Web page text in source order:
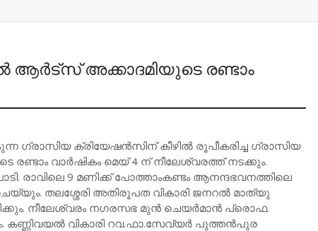
അക്കാദമിയുടെ രണ്ടാം
ഗ്രാസിയ ക്രിയേഷൻസിന് കീഴിൽ രൂപീകരിച്ച ഗ്രാസിയ
വാർഷികം മെയ് 4 ന് നീലേശ്വരത്ത് നടക്കും.
രാവിലെ 9 മണിക്ക് പോത്താംകണ്ടം ആനന്ദഭവനത്തിലെ
തലശ്ശേരി അതിരൂപത വികാരി ജനറൽ മാത്യു
നീലേശ്വരം നഗരസഭ മുൻ ചെയർമാൻ പ്രൊഫ.
കണ്ണിവയൽ വികാരി റവ.ഫാ.സേവ്യർ പുത്തൻപുര